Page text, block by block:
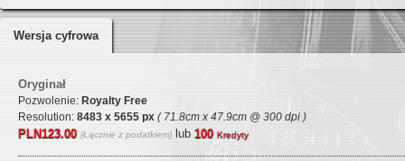
Wersja cyfrowa
Oryginał
Pozwolenie: Royalty Free
Resolution: 8483 x 5655 px ( 71.8cm x 47.9cm @ 300 dpi )
PLN123.00 (Łącznie z podatkiem) lub 100 Kredyty